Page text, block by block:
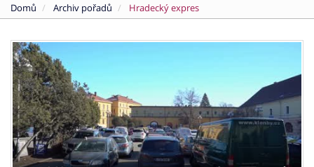
Domů Archiv pořadů Hradecký expres